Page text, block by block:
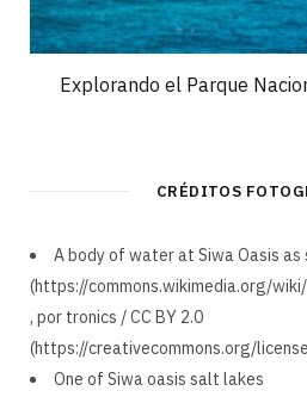
Explorando el Parque
CRÉDITOS
A body of water at Siwa Oasis as
(https://commons.wikimedia.org/
, por tronics / CC BY 2.0
(https://creativecommons.org/
One of Siwa oasis salt lakes